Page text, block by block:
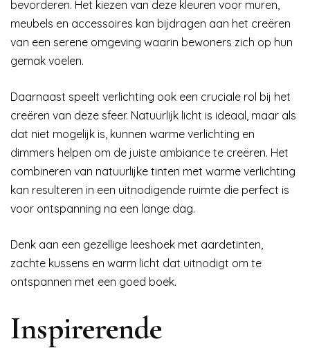
bevorderen. Het kiezen van deze kleuren voor muren,
meubels en accessoires kan bijdragen aan het creëren
van een serene omgeving waarin bewoners zich op hun
gemak voelen.
Daarnaast speelt verlichting ook een cruciale rol bij het
creëren van deze sfeer. Natuurlijk licht is ideaal, maar als
dat niet mogelijk is, kunnen warme verlichting en
dimmers helpen om de juiste ambiance te creëren. Het
combineren van natuurlijke tinten met warme verlichting
kan resulteren in een uitnodigende ruimte die perfect is
voor ontspanning na een lange dag.
Denk aan een gezellige leeshoek met aardetinten,
zachte kussens en warm licht dat uitnodigt om te
ontspannen met een goed boek.
Inspirerende